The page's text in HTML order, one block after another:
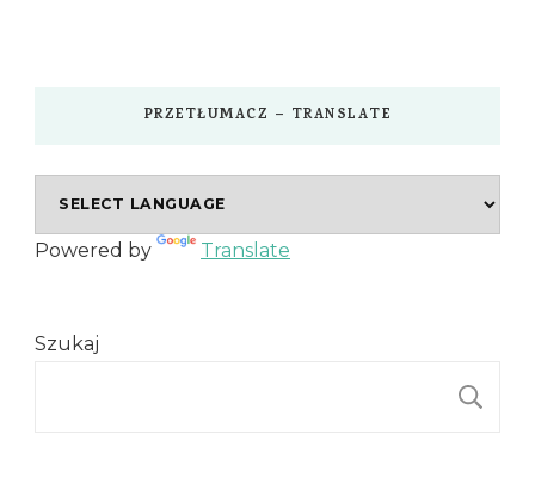
PRZETŁUMACZ – TRANSLATE
Powered by Translate
Szukaj